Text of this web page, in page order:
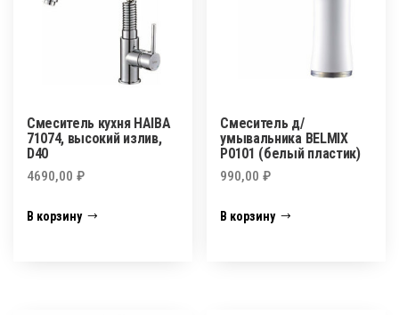
Смеситель кухня HAIBA
71074, высокий излив,
D40
4690,00 ₽
В корзину
Смеситель д/
умывальника BELMIX
P0101 (белый пластик)
990,00₽
В корзину